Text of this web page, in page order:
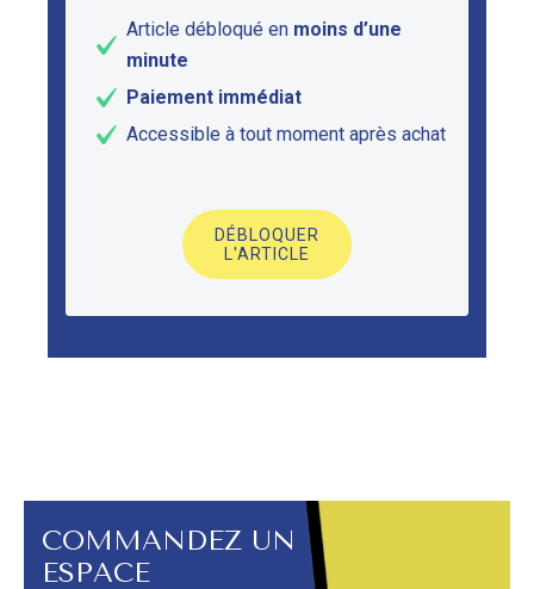
Article débloqué en moins d’une
minute
Paiement immédiat
Accessible à tout moment après achat
DÉBLOQUER
L'ARTICLE
COMMANDEZ UN
ESPACE